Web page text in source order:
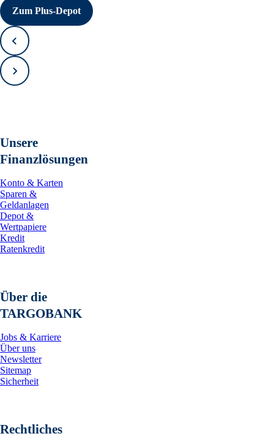
Zum Plus-Depot
Zurück
Vorwärts
Unsere
Finanzlösungen
Konto & Karten
Sparen &
Geldanlagen
Depot &
Wertpapiere
Kredit
Ratenkredit
Über die
TARGOBANK
Jobs & Karriere
Über uns
Newsletter
Sitemap
Sicherheit
Rechtliches